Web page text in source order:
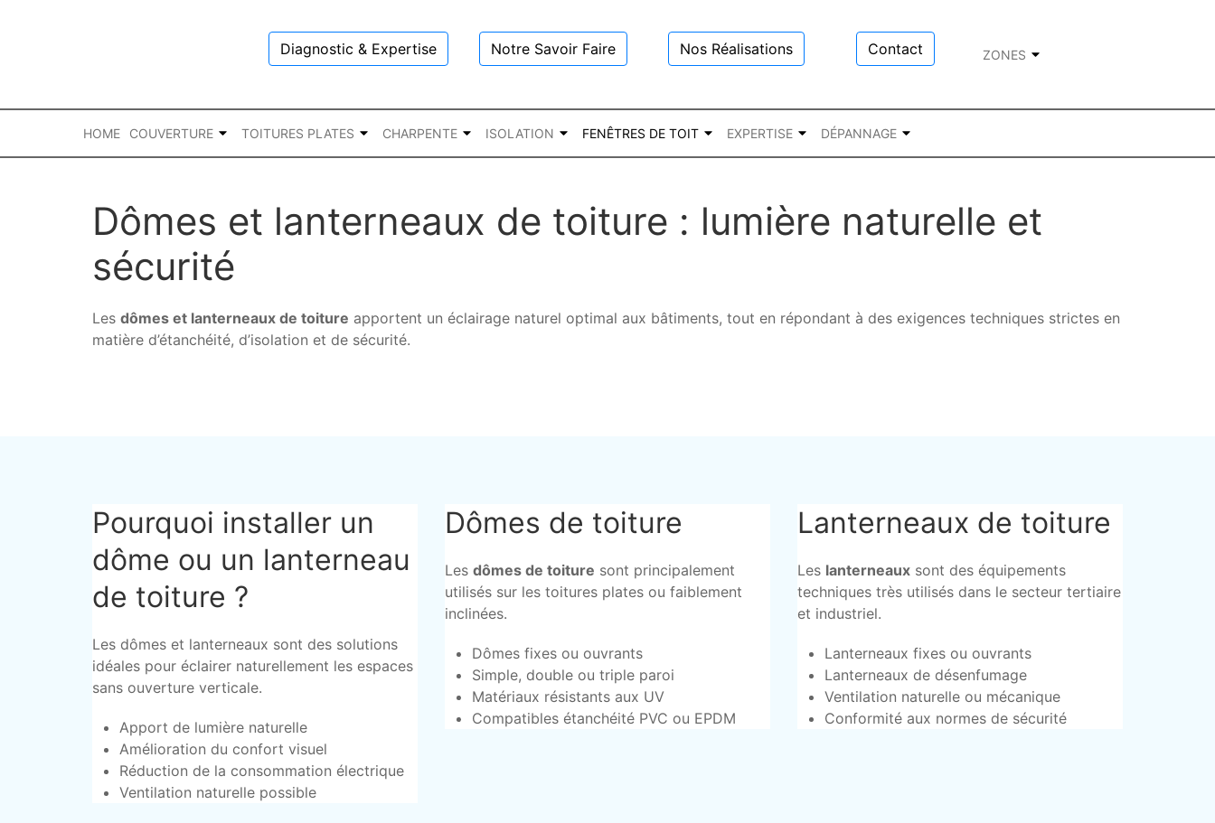
Diagnostic & Expertise Notre Savoir Faire Nos Réalisations Contact ZONES
HOME COUVERTURE TOITURES PLATES CHARPENTE ISOLATION FENÊTRES DE TOIT EXPERTISE DÉPANNAGE
Dômes et lanterneaux de toiture : lumière naturelle et
sécurité
Les dômes et lanterneaux de toiture apportent un éclairage naturel optimal aux bâtiments, tout en répondant à des exigences techniques strictes en
matière d’étanchéité, d’isolation et de sécurité.
Pourquoi installer un
dôme ou un lanterneau
de toiture ?
Les dômes et lanterneaux sont des solutions
idéales pour éclairer naturellement les espaces
sans ouverture verticale.
Apport de lumière naturelle
Amélioration du confort visuel
Réduction de la consommation électrique
Ventilation naturelle possible
Dômes de toiture
Les dômes de toiture sont principalement
utilisés sur les toitures plates ou faiblement
inclinées.
Dômes fixes ou ouvrants
Simple, double ou triple paroi
Matériaux résistants aux UV
Compatibles étanchéité PVC ou EPDM
Lanterneaux de toiture
Les lanterneauxsont des équipements
techniques très utilisés dans le secteur tertiaire
et industriel.
Lanterneaux fixes ou ouvrants
Lanterneaux de désenfumage
Ventilation naturelle ou mécanique
Conformité aux normes de sécurité